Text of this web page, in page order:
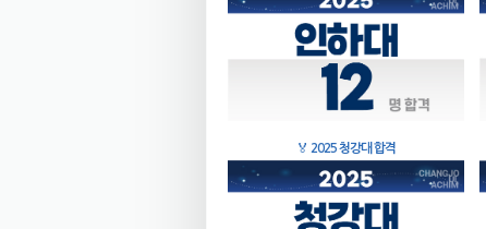
🏅 2025 청강대 합격